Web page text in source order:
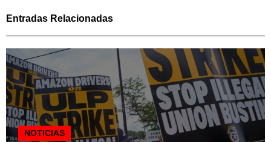
Entradas Relacionadas
NOTICIAS